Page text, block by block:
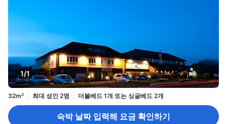
1/1
32m² 최대 성인 2명 더블베드 1개 또는 싱글베드 2개
숙박 날짜 입력해 요금 확인하기